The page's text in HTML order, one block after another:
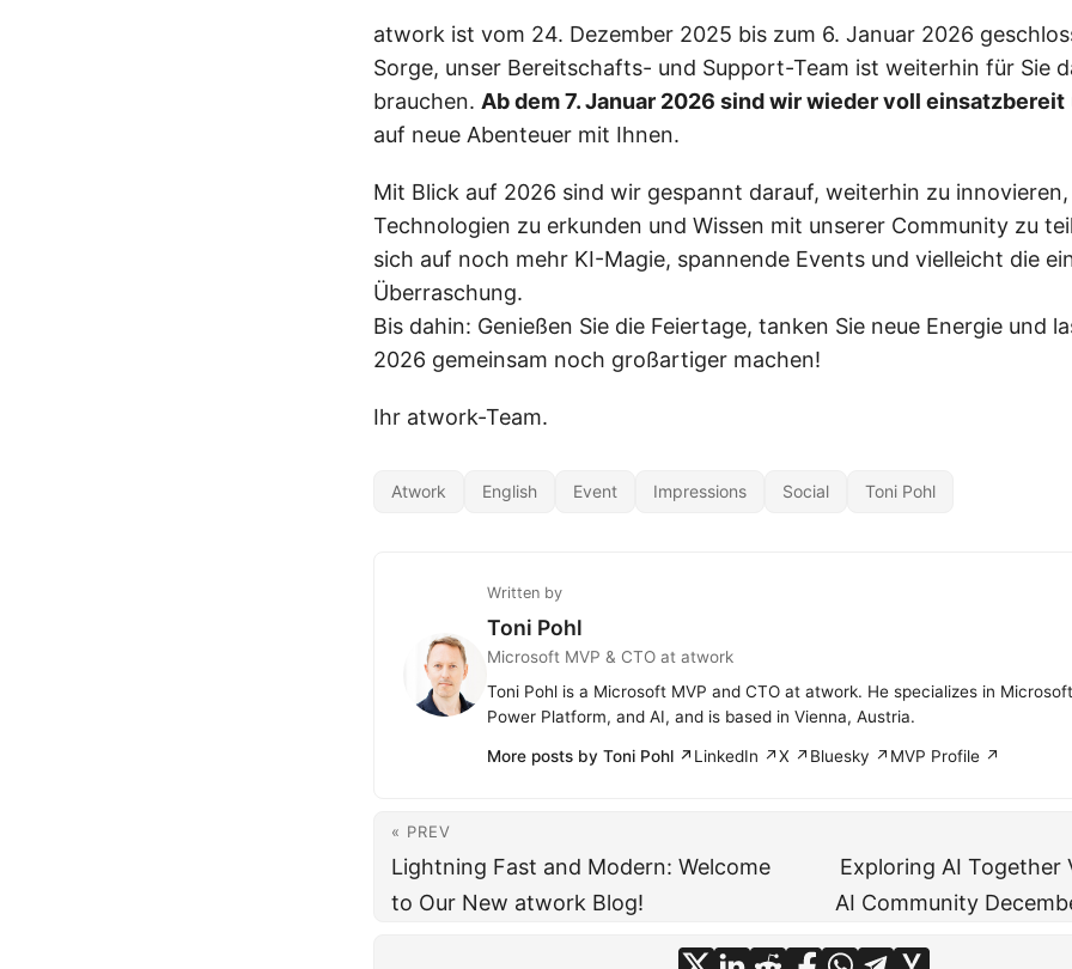
atwork ist vom 24. Dezember 2025 bis zum 6. Januar 2026
Sorge, unser Bereitschafts- und Support-Team ist weiterhin für Sie
brauchen. Ab dem 7. Januar 2026 sind wir wieder voll einsatzbereit
auf neue Abenteuer mit Ihnen.
Mit Blick auf 2026 sind wir gespannt darauf, weiterhin zu innovieren,
Technologien zu erkunden und Wissen mit unserer Community zu
sich auf noch mehr KI-Magie, spannende Events und vielleicht die
Überraschung.
Bis dahin: Genießen Sie die Feiertage, tanken Sie neue Energie und
2026 gemeinsam noch großartiger machen!
Ihr atwork-Team.
Atwork English Event Impressions Social Toni Pohl
Written by
Toni Pohl
Microsoft MVP & CTO at atwork
Toni Pohl is a Microsoft MVP and CTO at atwork. He specializes in
Power Platform, and AI, and is based in Vienna, Austria.
More posts by Toni Pohl ↗LinkedIn ↗X ↗ Bluesky ↗ MVP Profile ↗
« PREV
Lightning Fast and Modern: Welcome
to Our New atwork Blog!
Exploring AI Together
AI Community